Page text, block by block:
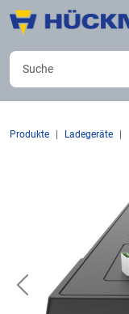
Produkte Ladegeräte
Previous